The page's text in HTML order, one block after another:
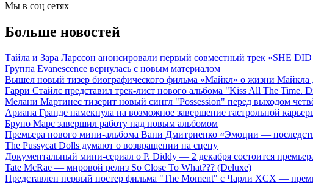
Мы в соц сетях
Больше новостей
Тайла и Зара Ларссон анонсировали первый совместный трек «SHE
Группа Evanescence вернулась с новым материалом
Вышел новый тизер биографического фильма «Майкл» о жизни Майкла
Гарри Стайлс представил трек-лист нового альбома "Kiss All The Time.
Мелани Мартинес тизерит новый сингл "Possession" перед выходом
Ариана Гранде намекнула на возможное завершение гастрольной
Бруно Марс завершил работу над новым альбомом
Премьера нового мини-альбома Вани Дмитриенко «Эмоции —
The Pussycat Dolls думают о возвращении на сцену
Документальный мини-сериал о P. Diddy — 2 декабря состоится
Tate McRae — мировой релиз So Close To What??? (Deluxe)
Представлен первый постер фильма "The Moment" с Чарли XCX —